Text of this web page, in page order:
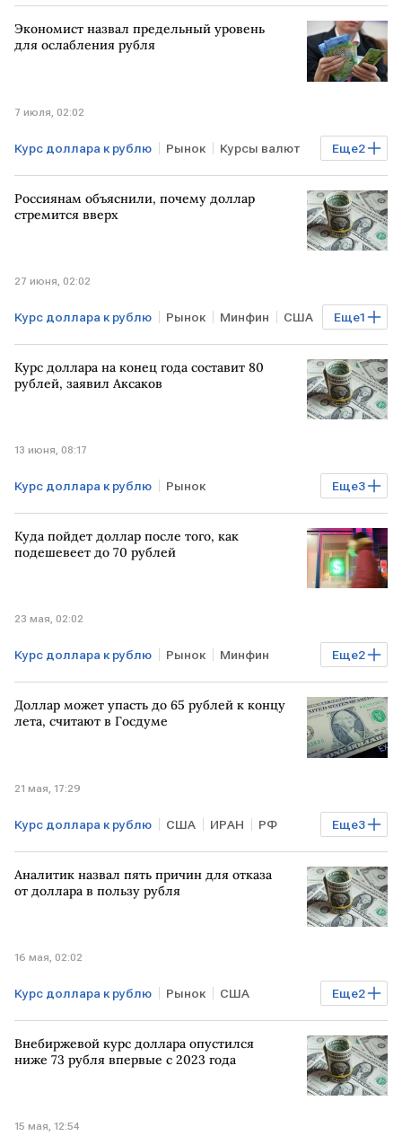
Минфин Курсы валют Мнения аналитиков
Экономист назвал предельный уровень
для ослабления рубля
7 июля, 02:02
Еще2
Курс доллара к рублю Рынок Курсы валют
рубль российский рубль
Россиянам объяснили, почему доллар
стремится вверх
27 июня, 02:02
Еще1
Курс доллара к рублю Рынок Минфин США
Курсы валют
Курс доллара на конец года составит 80
рублей, заявил Аксаков
13 июня, 08:17
Еще3
Курс доллара к рублю Рынок
БЛИЖНИЙ ВОСТОК Анатолий Аксаков
Госдума
Куда пойдет доллар после того, как
подешевеет до 70 рублей
23 мая, 02:02
Еще2
Курс доллара к рублю Рынок Минфин
Ормузский пролив Курсы валют
Доллар может упасть до 65 рублей к концу
лета, считают в Госдуме
21 мая, 17:29
Еще3
Курс доллара к рублю США ИРАН РФ
Анатолий Аксаков Дональд Трамп
Госдума
Аналитик назвал пять причин для отказа
от доллара в пользу рубля
16 мая, 02:02
Еще2
Курс доллара к рублю Рынок США
Финансы Минфин Курсы валют
Внебиржевой курс доллара опустился
ниже 73 рубля впервые с 2023 года
15 мая, 12:54